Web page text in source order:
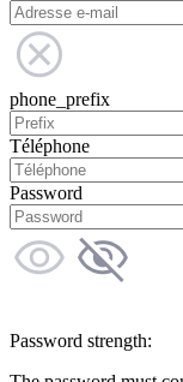
phone_prefix
Téléphone
Password
Password strength: